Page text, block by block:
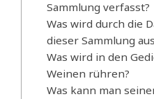
Sammlung verfasst?
Was wird durch die
dieser Sammlung
Was wird in den
Weinen rühren?
Was kann man